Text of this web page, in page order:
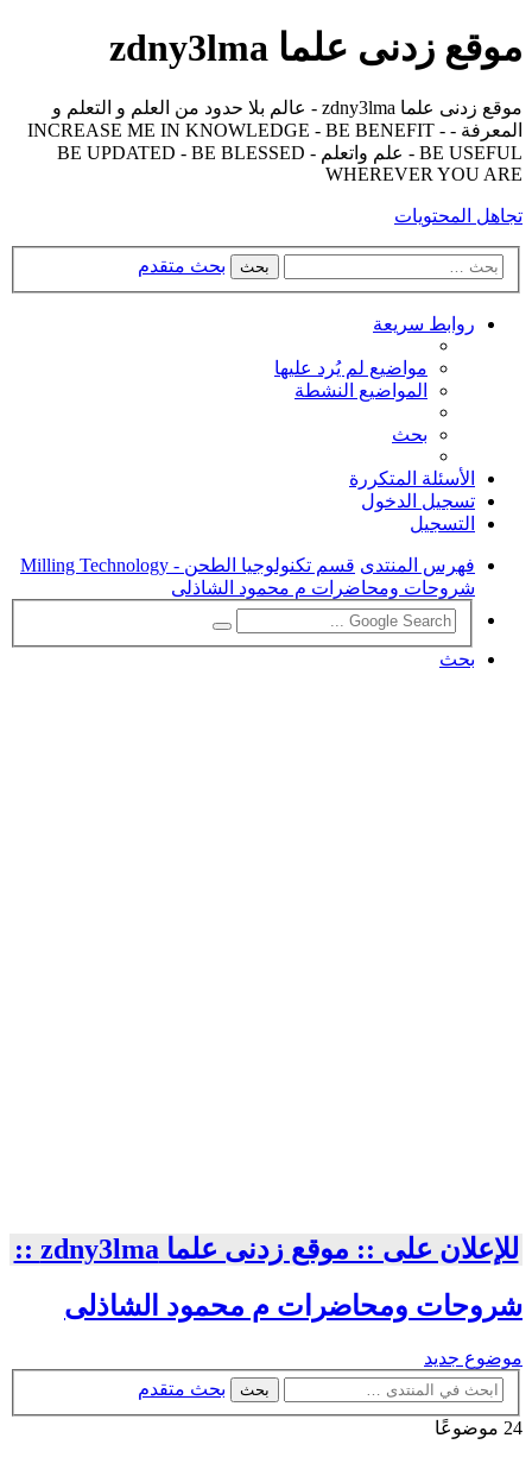
موقع زدنى علما zdny3lma
موقع زدنى علما zdny3lma - عالم بلا حدود من العلم و التعلم و
المعرفة - INCREASE ME IN KNOWLEDGE - BE BENEFIT -
BE USEFUL - علم واتعلم - BE UPDATED - BE BLESSED
WHEREVER YOU ARE
تجاهل المحتويات
بحث بحث متقدم
روابط سريعة
مواضيع لم يُرد عليها
المواضيع النشطة
بحث
الأسئلة المتكررة
تسجيل الدخول
التسجيل
فهرس المنتدى قسم تكنولوجيا الطحن - Milling Technology
شروحات ومحاضرات م محمود الشاذلى
بحث
للإعلان على :: موقع زدنى علما zdny3lma ::
شروحات ومحاضرات م محمود الشاذلى
موضوع جديد
بحث
بحث متقدم
24 موضوعًا